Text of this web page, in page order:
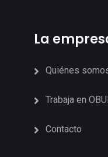
La
Quiénes
Trabaja en
Contacto